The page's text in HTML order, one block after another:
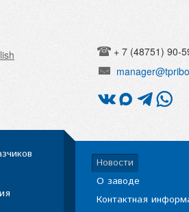
+ 7 (48751) 90-
Новости
О заводе
Контактная